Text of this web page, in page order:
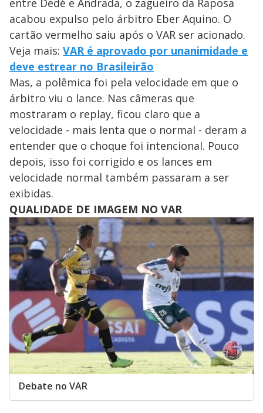
entre Dedé e Andrada, o zagueiro da Raposa
acabou expulso pelo árbitro Eber Aquino. O
cartão vermelho saiu após o VAR ser acionado.
Veja mais: VAR é aprovado por unanimidade e
deve estrear no Brasileirão
Mas, a polêmica foi pela velocidade em que o
árbitro viu o lance. Nas câmeras que
mostraram o replay, ficou claro que a
velocidade - mais lenta que o normal - deram a
entender que o choque foi intencional. Pouco
depois, isso foi corrigido e os lances em
velocidade normal também passaram a ser
exibidas.
QUALIDADE DE IMAGEM NO VAR
Debate no VAR